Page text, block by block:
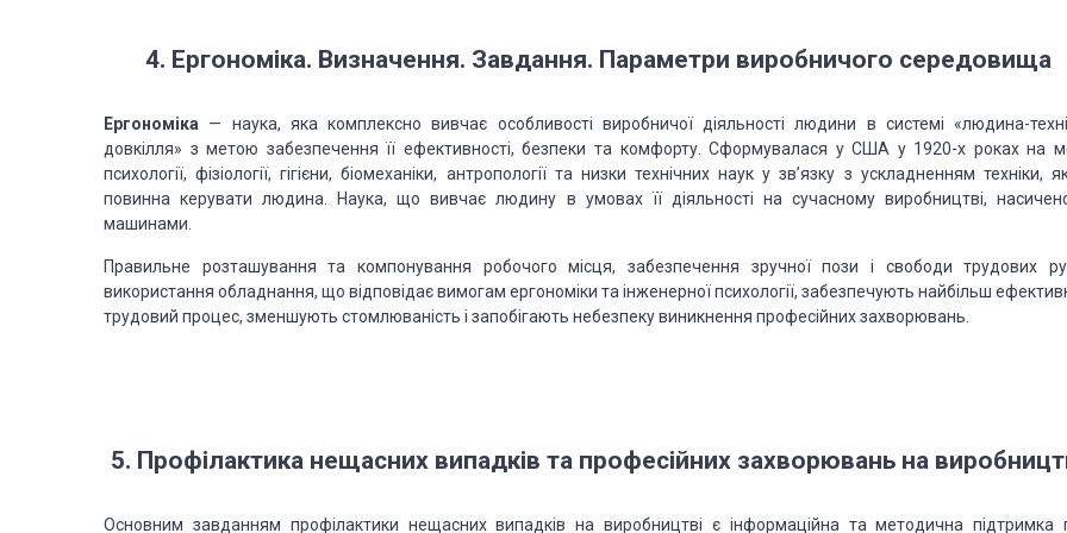
4. Ергономіка. Визначення. Завдання. Параметри виробничого середовища
Ергономіка — наука, яка комплексно вивчає особливості виробничої діяльності людини в системі «людина-
довкілля» з метою забезпечення її ефективності, безпеки та комфорту. Сформувалася у США у 1920-х роках на
психології, фізіології, гігієни, біомеханіки, антропології та низки технічних наук у зв’язку з ускладненням техніки,
повинна керувати людина. Наука, що вивчає людину в умовах її діяльності на сучасному виробництві,
машинами.
Правильне розташування та компонування робочого місця, забезпечення зручної пози і свободи трудових
використання обладнання, що відповідає вимогам ергономіки та інженерної психології, забезпечують найбільш
трудовий процес, зменшують стомлюваність і запобігають небезпеку виникнення професійних захворювань.
5. Профілактика нещасних випадків та професійних захворювань на
Основним завданням профілактики нещасних випадків на виробництві є інформаційна та методична підтримка